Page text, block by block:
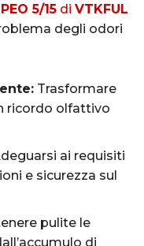
PEO 5/15 di VTKFUL
degli odori
Trasformare
ricordo olfattivo
ai requisiti
e sicurezza sul
pulite le
di